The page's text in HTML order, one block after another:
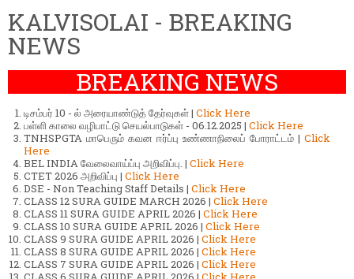
KALVISOLAI - BREAKING
NEWS
BREAKING NEWS
டிசம்பர் 10 - ல் அரையாண்டுத் தேர்வுகள் | Click Here
பள்ளி காலை வழிபாட்டு செயல்பாடுகள் - 06.12.2025 | Click Here
TNHSPGTA மாபெரும் கவன ஈர்ப்பு உண்ணாநிலைப் போராட்டம் | Click
Here
BEL INDIA வேலைவாய்ப்பு அறிவிப்பு. | Click Here
CTET 2026 அறிவிப்பு | Click Here
DSE - Non Teaching Staff Details | Click Here
CLASS 12 SURA GUIDE MARCH 2026 | Click Here
CLASS 11 SURA GUIDE APRIL 2026 | Click Here
CLASS 10 SURA GUIDE APRIL 2026 | Click Here
CLASS 9 SURA GUIDE APRIL 2026 | Click Here
CLASS 8 SURA GUIDE APRIL 2026 | Click Here
CLASS 7 SURA GUIDE APRIL 2026 | Click Here